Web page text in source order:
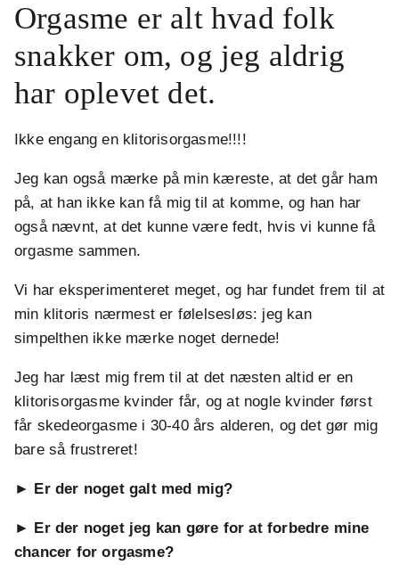
Orgasme er alt hvad folk
snakker om, og jeg aldrig
har oplevet det.
Ikke engang en klitorisorgasme!!!!
Jeg kan også mærke på min kæreste, at det går ham
på, at han ikke kan få mig til at komme, og han har
også nævnt, at det kunne være fedt, hvis vi kunne få
orgasme sammen.
Vi har eksperimenteret meget, og har fundet frem til at
min klitoris nærmest er følelsesløs: jeg kan
simpelthen ikke mærke noget dernede!
Jeg har læst mig frem til at det næsten altid er en
klitorisorgasme kvinder får, og at nogle kvinder først
får skedeorgasme i 30-40 års alderen, og det gør mig
bare så frustreret!
► Er der noget galt med mig?
► Er der noget jeg kan gøre for at forbedre mine
chancer for orgasme?